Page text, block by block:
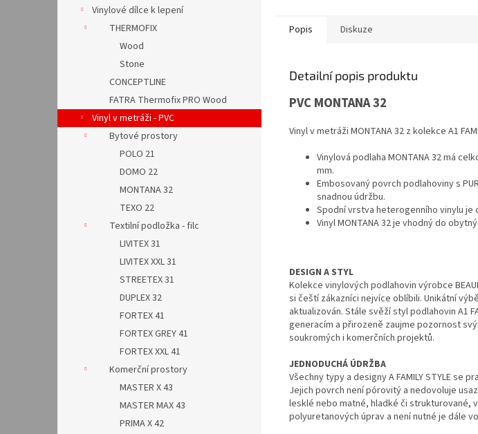
Vinylové dílce k lepení
THERMOFIX
Wood
Stone
CONCEPTLINE
FATRA Thermofix PRO Wood
Vinyl v metráži - PVC
Bytové prostory
POLO 21
DOMO 22
MONTANA 32
TEXO 22
Textilní podložka - filc
LIVITEX 31
LIVITEX XXL 31
STREETEX 31
DUPLEX 32
FORTEX 41
FORTEX GREY 41
FORTEX XXL 41
Komerční prostory
MASTER X 43
MASTER MAX 43
PRIMA X 42
Popis Diskuze
Detailní popis produktu
PVC MONTANA 32
Vinyl v metráži MONTANA 32 z kolekce A1
Vinylová podlaha MONTANA 32 má
mm.
Embosovaný povrch podlahoviny s
snadnou údržbu.
Spodní vrstva heterogenního vinylu
Vinyl MONTANA 32 je vhodný do
DESIGN A STYL
Kolekce vinylových podlahovin výrobce
si čeští zákazníci nejvíce oblíbili. Unikátní
aktualizován. Stále svěží styl podlahovin A1
generacím a přirozeně zaujme pozornost
soukromých i komerčních projektů.
JEDNODUCHÁ ÚDRŽBA
Všechny typy a designy A FAMILY STYLE se
Jejich povrch není pórovitý a nedovoluje
lesklé nebo matné, hladké či strukturované,
polyuretanových úprav a není nutné je dále